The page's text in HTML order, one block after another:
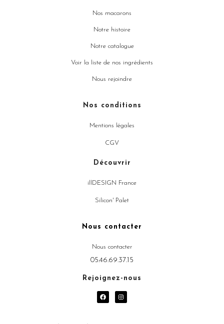
Nos macarons
Notre histoire
Notre catalogue
Voir la liste de nos ingrédients
Nous rejoindre
Nos conditions
Mentions légales
CGV
Découvrir
illDESIGN France
Silicon' Palet
Nous contacter
Nous contacter
05.46.69.37.15
Rejoignez-nous
F
a
I
n